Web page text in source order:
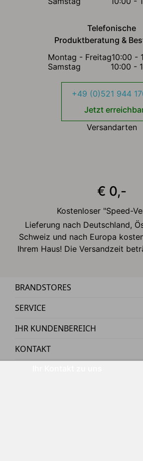
Telefonische
Produktberatung &
Montag - Freitag10:00 -
Samstag
10:00 -
+49 (0)521 944
Jetzt
Versandarten
€ 0,-
Kostenloser "Speed-
Lieferung nach Deutschland,
Schweiz und nach Europa
Ihrem Haus! Die Versandzeit
BRANDSTORES
SERVICE
IHR KUNDENBEREICH
KONTAKT